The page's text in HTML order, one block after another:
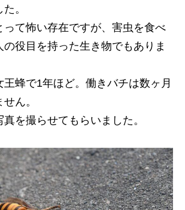
。
って怖い存在ですが、害虫を食べ
の役目を持った生き物でもありま
蜂で1年ほど。働きバチは数ヶ月
ん。
を撮らせてもらいました。